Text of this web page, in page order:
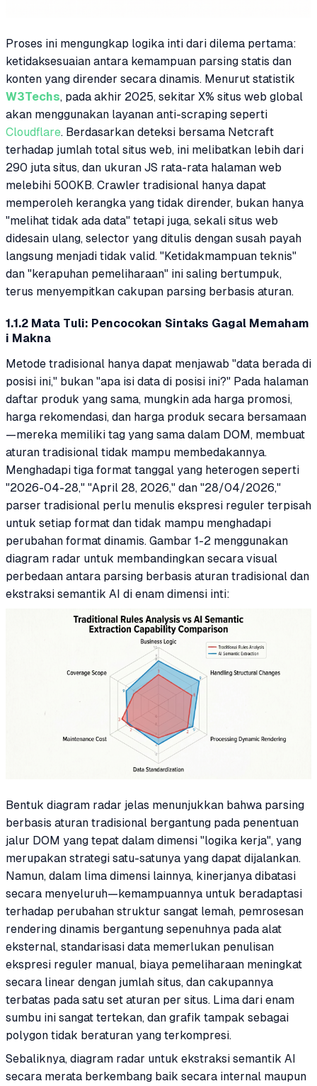
Proses ini mengungkap logika inti dari dilema pertama:
ketidaksesuaian antara kemampuan parsing statis dan
konten yang dirender secara dinamis. Menurut statistik
W3Techs, pada akhir 2025, sekitar X% situs web global
akan menggunakan layanan anti-scraping seperti
Cloudflare. Berdasarkan deteksi bersama Netcraft
terhadap jumlah total situs web, ini melibatkan lebih dari
290 juta situs, dan ukuran JS rata-rata halaman web
melebihi 500KB. Crawler tradisional hanya dapat
memperoleh kerangka yang tidak dirender, bukan hanya
"melihat tidak ada data" tetapi juga, sekali situs web
didesain ulang, selector yang ditulis dengan susah payah
langsung menjadi tidak valid. "Ketidakmampuan teknis"
dan "kerapuhan pemeliharaan" ini saling bertumpuk,
terus menyempitkan cakupan parsing berbasis aturan.
1.1.2 Mata Tuli: Pencocokan Sintaks Gagal Memaham
i Makna
Metode tradisional hanya dapat menjawab "data berada di
posisi ini," bukan "apa isi data di posisi ini?" Pada halaman
daftar produk yang sama, mungkin ada harga promosi,
harga rekomendasi, dan harga produk secara bersamaan
—mereka memiliki tag yang sama dalam DOM, membuat
aturan tradisional tidak mampu membedakannya.
Menghadapi tiga format tanggal yang heterogen seperti
"2026-04-28," "April 28, 2026," dan "28/04/2026,"
parser tradisional perlu menulis ekspresi reguler terpisah
untuk setiap format dan tidak mampu menghadapi
perubahan format dinamis. Gambar 1-2 menggunakan
diagram radar untuk membandingkan secara visual
perbedaan antara parsing berbasis aturan tradisional dan
ekstraksi semantik AI di enam dimensi inti:
Bentuk diagram radar jelas menunjukkan bahwa parsing
berbasis aturan tradisional bergantung pada penentuan
jalur DOM yang tepat dalam dimensi "logika kerja", yang
merupakan strategi satu-satunya yang dapat dijalankan.
Namun, dalam lima dimensi lainnya, kinerjanya dibatasi
secara menyeluruh—kemampuannya untuk beradaptasi
terhadap perubahan struktur sangat lemah, pemrosesan
rendering dinamis bergantung sepenuhnya pada alat
eksternal, standarisasi data memerlukan penulisan
ekspresi reguler manual, biaya pemeliharaan meningkat
secara linear dengan jumlah situs, dan cakupannya
terbatas pada satu set aturan per situs. Lima dari enam
sumbu ini sangat tertekan, dan grafik tampak sebagai
polygon tidak beraturan yang terkompresi.
Sebaliknya, diagram radar untuk ekstraksi semantik AI
secara merata berkembang baik secara internal maupun